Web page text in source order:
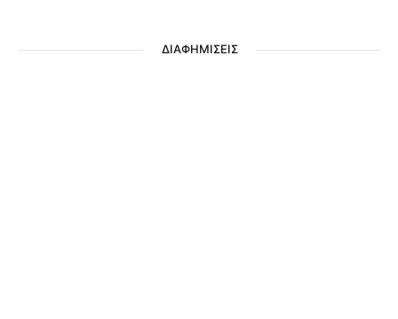
ΔΙΑΦΗΜΙΣΕΙΣ